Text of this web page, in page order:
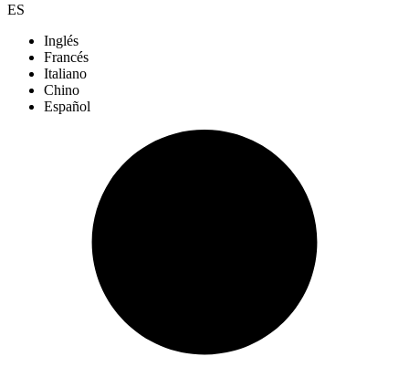
ES
Inglés
Francés
Italiano
Chino
Español